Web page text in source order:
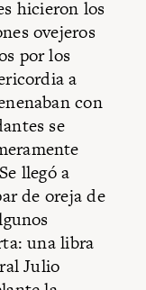
hicieron los
ovejeros
por los
a
con
se
llegó a
de oreja de
una libra
Julio